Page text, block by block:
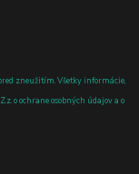
zneužitím. Všetky informácie,
o ochrane osobných údajov a o